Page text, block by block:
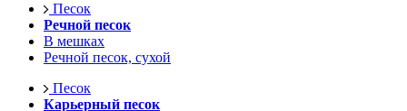
Песок
Речной песок
В мешках
Речной песок, сухой
Песок
Карьерный песок